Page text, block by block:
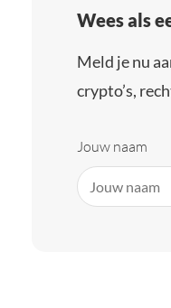
Wees als
Meld je nu
crypto’s,
Jouw naam